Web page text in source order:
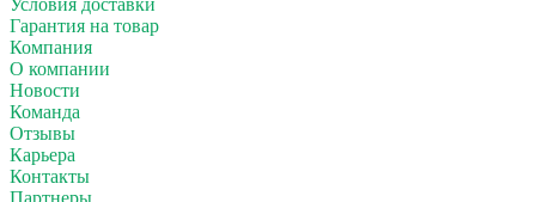
Условия доставки
Гарантия на товар
Компания
О компании
Новости
Команда
Отзывы
Карьера
Контакты
Партнеры